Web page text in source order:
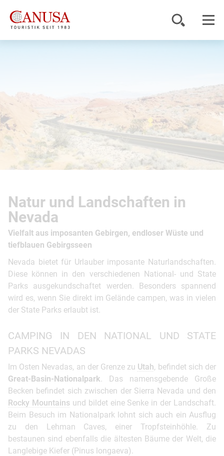
Inspiration
Service
Natur und Landschaften in
Nevada
Vielfalt aus imposanten Gebirgen, endloser Wüste und
tiefblauen Gebirgsseen
Nevada bietet für Urlauber imposante Naturlandschaften.
Diese können in den verschiedenen National- und State
Parks ausgekundschaftet werden. Besonders spannend
wird es, wenn Sie direkt im Gelände campen, was in vielen
der State Parks erlaubt ist.
CAMPING IN DEN NATIONAL UND STATE
PARKS NEVADAS
Im Osten Nevadas, an der Grenze zu Utah, befindet sich der
Great-Basin-Nationalpark. Das namensgebende Große
Becken befindet sich zwischen der Sierra Nevada und den
Rocky Mountains und bildet eine Senke in der Landschaft.
Beim Besuch im Nationalpark lohnt sich auch ein Ausflug
zu den Lehman Caves, einer Tropfsteinhöhle. Zu
bestaunen sind ebenfalls die ältesten Bäume der Welt, die
Langlebige Kiefer (Pinus longaeva).